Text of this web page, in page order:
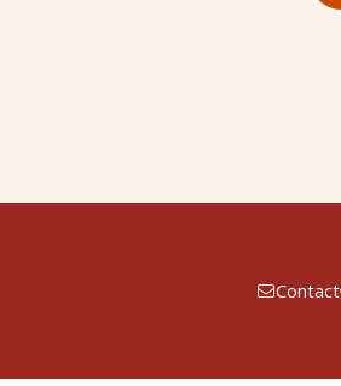
Contact